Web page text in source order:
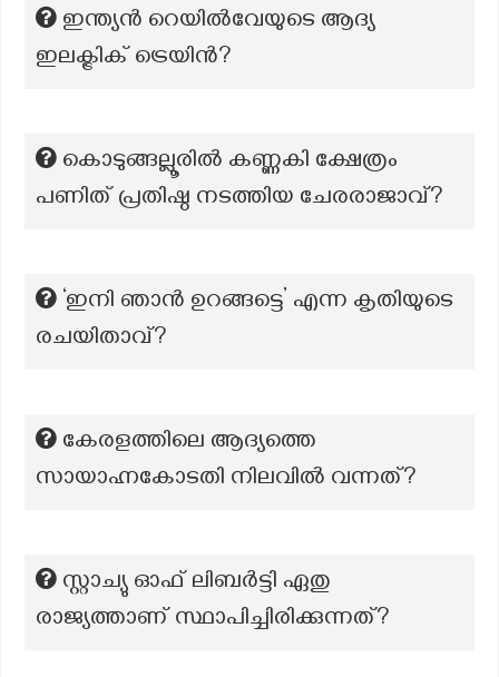
ഇന്ത്യൻ റെയിൽവേയുടെ ആദ്യ
ഇലക്ട്രിക് ട്രെയിൻ?
കൊടുങ്ങല്ലൂരിൽ കണ്ണകി ക്ഷേത്രം
പണിത് പ്രതിഷ്ഠ നടത്തിയ ചേരരാജാവ്?
‘ഇനി ഞാൻ ഉറങ്ങട്ടെ’ എന്ന കൃതിയുടെ
രചയിതാവ്?
കേരളത്തിലെ ആദ്യത്തെ
സായാഹ്നകോടതി നിലവില്‍ വന്നത്?
സ്റ്റാച്യു ഓഫ് ലിബർട്ടി ഏതു
രാജ്യത്താണ് സ്ഥാപിച്ചിരിക്കുന്നത്?